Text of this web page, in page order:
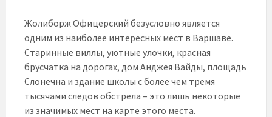
Жолиборж Офицерский безусловно является
одним из наиболее интересных мест в Варшаве.
Старинные виллы, уютные улочки, красная
брусчатка на дорогах, дом Анджея Вайды, площадь
Слонечна и здание школы с более чем тремя
тысячами следов обстрела – это лишь некоторые
из значимых мест на карте этого места.